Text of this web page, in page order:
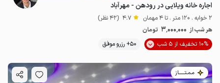
اجاره خانه ویلایی در رودهن - مهرآباد
2 خوابه . 120 متر . تا 4 مهمان 4.7 (42 نظر)
هر شب از 3٬000٬000 تومان
10% تخفیف از 5 شب
50+ رزرو موفق
مـمـتــــــاز